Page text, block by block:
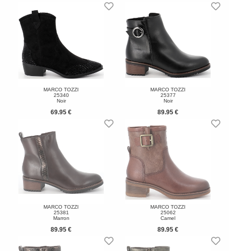
MARCO TOZZI
25340
Noir
69.95 €
MARCO TOZZI
25377
Noir
89.95 €
MARCO TOZZI
25381
Marron
89.95 €
MARCO TOZZI
25062
Camel
89.95 €